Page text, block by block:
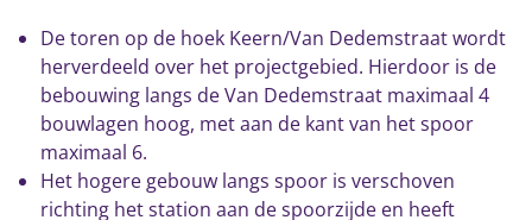
De toren op de hoek Keern/Van Dedemstraat wordt
herverdeeld over het projectgebied. Hierdoor is de
bebouwing langs de Van Dedemstraat maximaal 4
bouwlagen hoog, met aan de kant van het spoor
maximaal 6.
Het hogere gebouw langs spoor is verschoven
richting het station aan de spoorzijde en heeft